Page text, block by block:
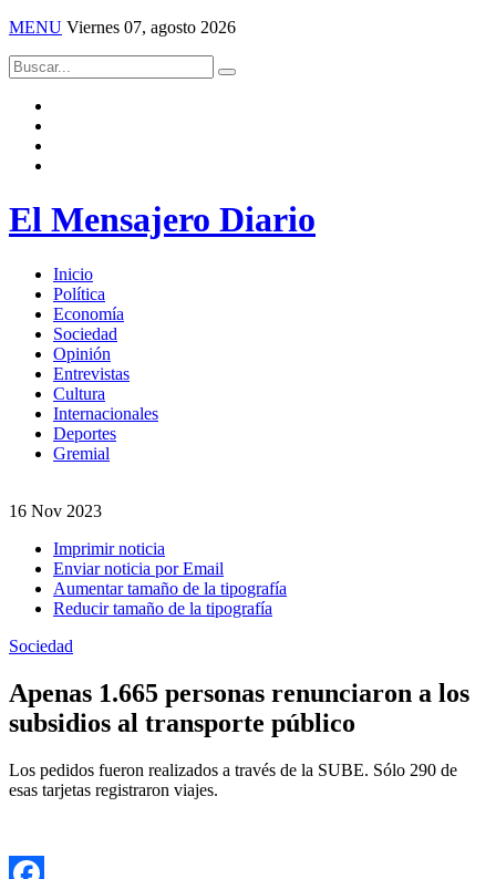
MENU Viernes 07, agosto 2026
El Mensajero Diario
Inicio
Política
Economía
Sociedad
Opinión
Entrevistas
Cultura
Internacionales
Deportes
Gremial
16 Nov 2023
Imprimir noticia
Enviar noticia por Email
Aumentar tamaño de la tipografía
Reducir tamaño de la tipografía
Sociedad
Apenas 1.665 personas renunciaron a los
subsidios al transporte público
Los pedidos fueron realizados a través de la SUBE. Sólo 290 de
esas tarjetas registraron viajes.